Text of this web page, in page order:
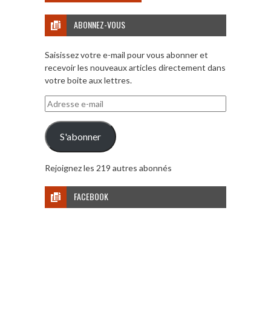
ABONNEZ-VOUS
Saisissez votre e-mail pour vous abonner et
recevoir les nouveaux articles directement dans
votre boite aux lettres.
Adresse
e-
mail
S'abonner
Rejoignez les 219 autres abonnés
FACEBOOK